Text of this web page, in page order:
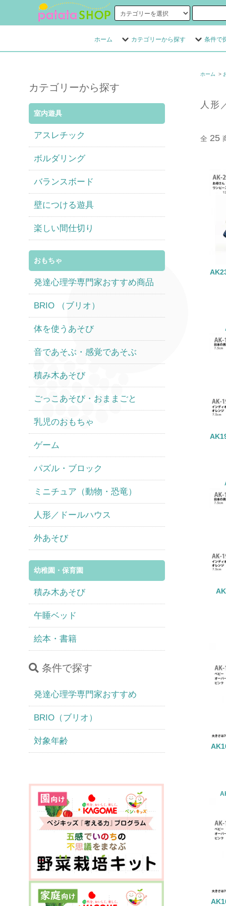
ホーム カテゴリーから探す 条件で
ホーム >
人形
全 25
カテゴリーから探す
室内遊具
アスレチック
ボルダリング
バランスボード
壁につける遊具
楽しい間仕切り
おもちゃ
発達心理学専門家おすすめ商品
BRIO （ブリオ）
体を使うあそび
音であそぶ・感覚であそぶ
積み木あそび
ごっこあそび・おままごと
乳児のおもちゃ
ゲーム
パズル・ブロック
ミニチュア（動物・恐竜）
人形／ドールハウス
外あそび
幼稚園・保育園
積み木あそび
午睡ベッド
絵本・書籍
条件で探す
発達心理学専門家おすすめ
BRIO（ブリオ）
対象年齢